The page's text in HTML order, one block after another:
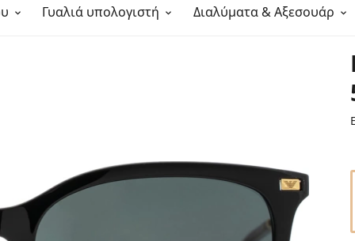
Γυαλιά υπολογιστή Διαλύματα & Αξεσουάρ